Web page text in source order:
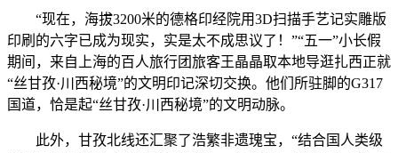
“现在，海拔3200米的德格印经院用3D扫描手艺记实雕版
印刷的六字已成为现实，实是太不成思议了！”“五一”小长假
期间，来自上海的百人旅行团旅客王晶晶取本地导逛扎西正就
“丝甘孜·川西秘境”的文明印记深切交换。他们所驻脚的G317
国道，恰是起“丝甘孜·川西秘境”的文明动脉。
此外，甘孜北线还汇聚了浩繁非遗瑰宝，“结合国人类级